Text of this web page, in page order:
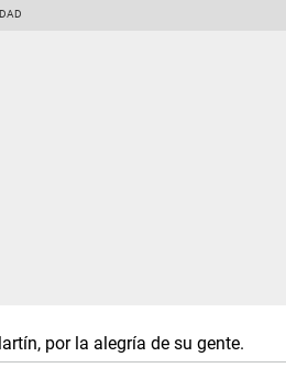
por la alegría de su gente.